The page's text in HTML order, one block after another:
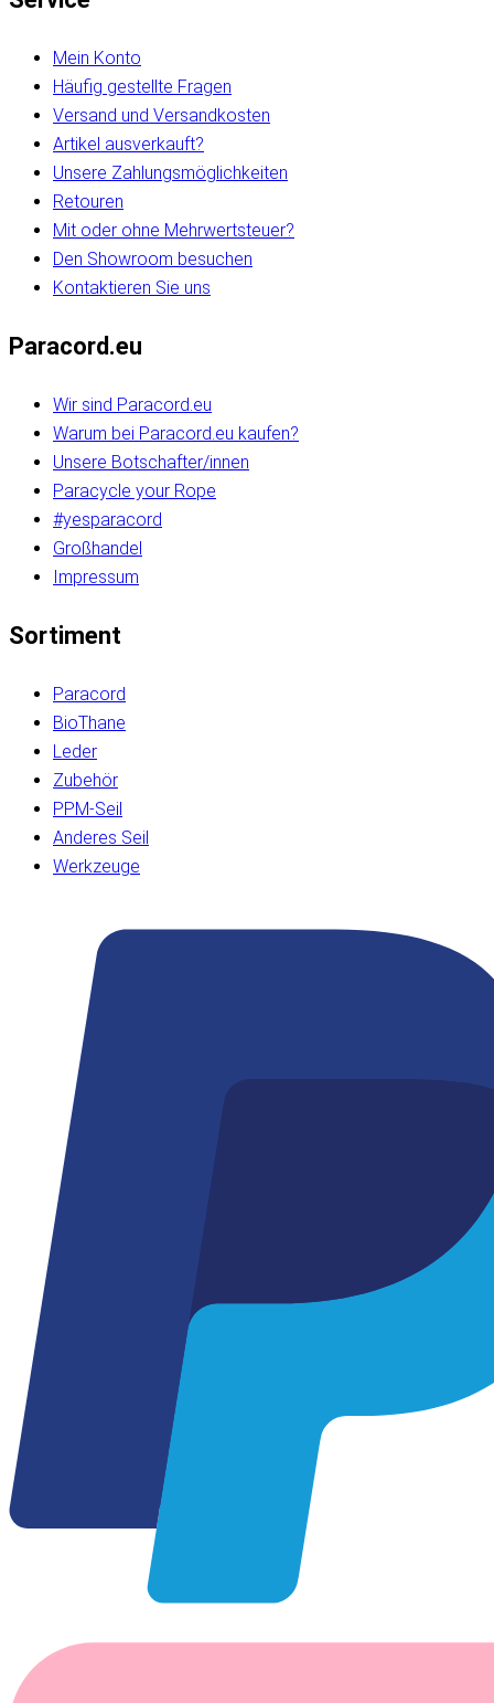
Mein Konto
Häufig gestellte Fragen
Versand und Versandkosten
Artikel ausverkauft?
Unsere Zahlungsmöglichkeiten
Retouren
Mit oder ohne Mehrwertsteuer?
Den Showroom besuchen
Kontaktieren Sie uns
Paracord.eu
Wir sind Paracord.eu
Warum bei Paracord.eu kaufen?
Unsere Botschafter/innen
Paracycle your Rope
#yesparacord
Großhandel
Impressum
Sortiment
Paracord
BioThane
Leder
Zubehör
PPM-Seil
Anderes Seil
Werkzeuge